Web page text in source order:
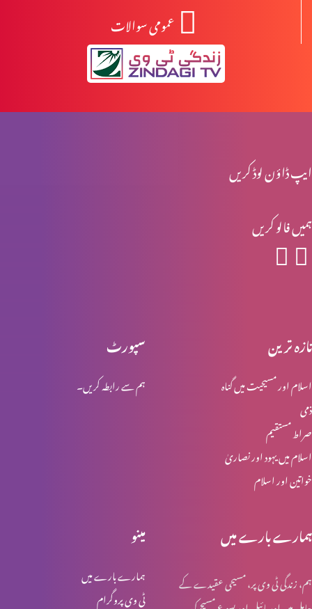
یسوع مسیح کا مرُدوں میں سے جی اٹھانا
یسوع مسیح کی گرفتاری اور عدالت
عمومی سوالات
ایپ ڈاؤن لوڈ کریں
ہمیں فالو کریں
سپورٹ
ہم سے رابطہ کریں۔
تازہ ترین
اسلام اور مسیحیت میں گناہ
ذمی
صراط مستقیم
اسلام میں یہود اور نصاریٰ
خواتین اور اسلام
مینو
ہمارے بارے میں
ٹی وی پروگرام
ہمارے بارے میں
ہم، زندگی ٹی وی پر، مسیحی عقیدے کے